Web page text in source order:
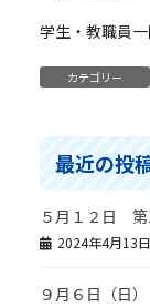
学生・教職員
カテゴリー
最近の投
５月１２日 第
2024年4月13日
９月６日（日